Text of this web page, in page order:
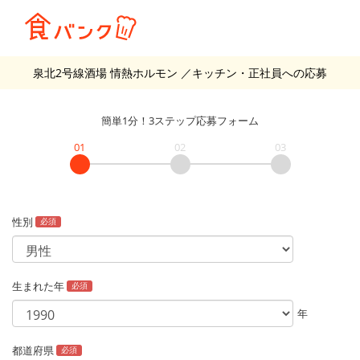
泉北2号線酒場 情熱ホルモン ／キッチン・正社員への応募
簡単1分！3ステップ応募フォーム
01
02 03
性別 必須
生まれた年 必須
年
都道府県 必須